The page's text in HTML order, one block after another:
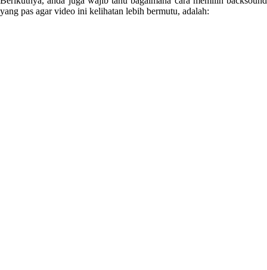
yang pas agar video ini kelihatan lebih bermutu, adalah: